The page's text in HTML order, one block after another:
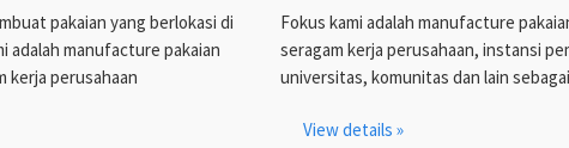
pakaian yang berlokasi di
adalah manufacture pakaian
kerja perusahaan
Fokus kami adalah manufacture
seragam kerja perusahaan, instansi
universitas, komunitas dan lain
View details »